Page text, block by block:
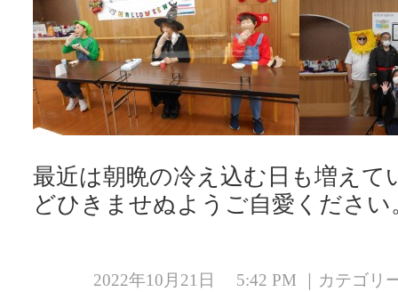
最近は朝晩の冷え込む日も増えて
どひきませぬようご自愛ください
2022年10月21日 5:42 PM ｜カテゴリ